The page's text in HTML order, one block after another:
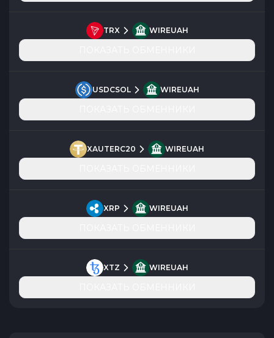
TRX WIREUAH
USDCSOL WIREUAH
XAUTERC20 WIREUAH
XRP WIREUAH
XTZ WIREUAH